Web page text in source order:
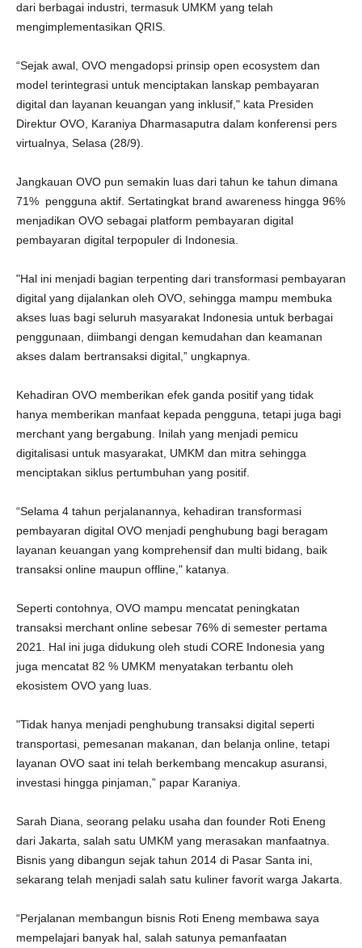
dari berbagai industri, termasuk UMKM yang telah
mengimplementasikan QRIS.
“Sejak awal, OVO mengadopsi prinsip open ecosystem dan
model terintegrasi untuk menciptakan lanskap pembayaran
digital dan layanan keuangan yang inklusif," kata Presiden
Direktur OVO, Karaniya Dharmasaputra dalam konferensi pers
virtualnya, Selasa (28/9).
Jangkauan OVO pun semakin luas dari tahun ke tahun dimana
71% pengguna aktif. Sertatingkat brand awareness hingga 96%
menjadikan OVO sebagai platform pembayaran digital
pembayaran digital terpopuler di Indonesia.
"Hal ini menjadi bagian terpenting dari transformasi pembayaran
digital yang dijalankan oleh OVO, sehingga mampu membuka
akses luas bagi seluruh masyarakat Indonesia untuk berbagai
penggunaan, diimbangi dengan kemudahan dan keamanan
akses dalam bertransaksi digital,” ungkapnya.
Kehadiran OVO memberikan efek ganda positif yang tidak
hanya memberikan manfaat kepada pengguna, tetapi juga bagi
merchant yang bergabung. Inilah yang menjadi pemicu
digitalisasi untuk masyarakat, UMKM dan mitra sehingga
menciptakan siklus pertumbuhan yang positif.
“Selama 4 tahun perjalanannya, kehadiran transformasi
pembayaran digital OVO menjadi penghubung bagi beragam
layanan keuangan yang komprehensif dan multi bidang, baik
transaksi online maupun offline," katanya.
Seperti contohnya, OVO mampu mencatat peningkatan
transaksi merchant online sebesar 76% di semester pertama
2021. Hal ini juga didukung oleh studi CORE Indonesia yang
juga mencatat 82 % UMKM menyatakan terbantu oleh
ekosistem OVO yang luas.
"Tidak hanya menjadi penghubung transaksi digital seperti
transportasi, pemesanan makanan, dan belanja online, tetapi
layanan OVO saat ini telah berkembang mencakup asuransi,
investasi hingga pinjaman,” papar Karaniya.
Sarah Diana, seorang pelaku usaha dan founder Roti Eneng
dari Jakarta, salah satu UMKM yang merasakan manfaatnya.
Bisnis yang dibangun sejak tahun 2014 di Pasar Santa ini,
sekarang telah menjadi salah satu kuliner favorit warga Jakarta.
“Perjalanan membangun bisnis Roti Eneng membawa saya
mempelajari banyak hal, salah satunya pemanfaatan